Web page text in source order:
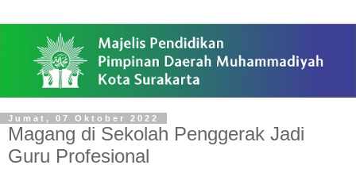
Jumat, 07 Oktober 2022
Magang di Sekolah Penggerak Jadi
Guru Profesional